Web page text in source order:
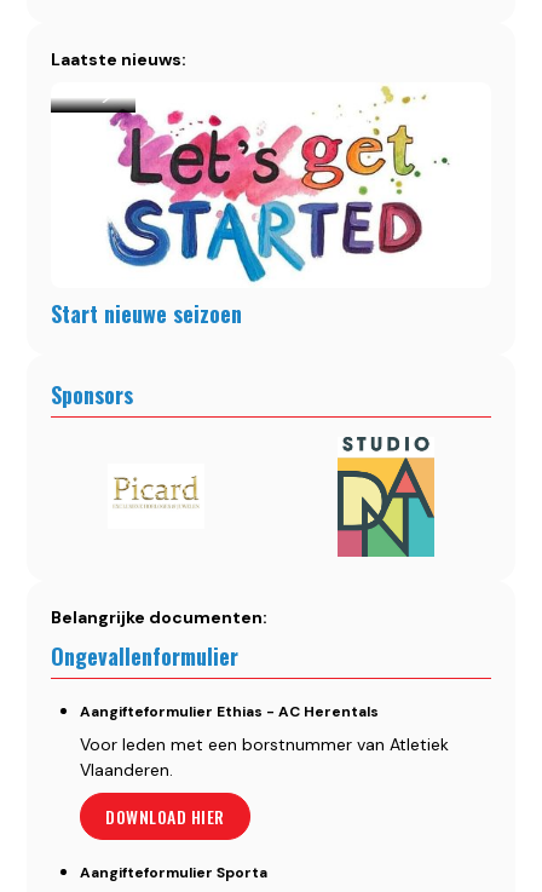
Laatste nieuws:
Start nieuwe seizoen
Sponsors
Belangrijke documenten:
Ongevallenformulier
Aangifteformulier Ethias - AC Herentals
Voor leden met een borstnummer van Atletiek
Vlaanderen.
DOWNLOAD HIER
Aangifteformulier Sporta